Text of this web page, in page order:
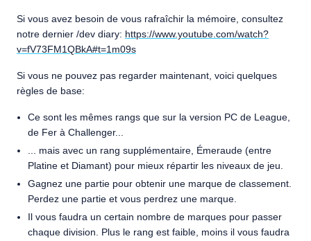
Si vous avez besoin de vous rafraîchir la mémoire, consultez
notre dernier /dev diary: https://www.youtube.com/watch?
v=fV73FM1QBkA#t=1m09s
Si vous ne pouvez pas regarder maintenant, voici quelques
règles de base:
Ce sont les mêmes rangs que sur la version PC de League,
de Fer à Challenger...
... mais avec un rang supplémentaire, Émeraude (entre
Platine et Diamant) pour mieux répartir les niveaux de jeu.
Gagnez une partie pour obtenir une marque de classement.
Perdez une partie et vous perdrez une marque.
Il vous faudra un certain nombre de marques pour passer
chaque division. Plus le rang est faible, moins il vous faudra